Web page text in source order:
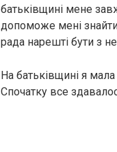
батьківщині мене
допоможе мені
рада нарешті бути з
На батьківщині я
Спочатку все